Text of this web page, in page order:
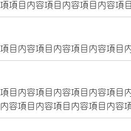
項項目内容項目内容項目内容項
項目内容項目内容項目内容項目
項目内容項目内容項目内容項目
内容項目内容項目内容項目内容